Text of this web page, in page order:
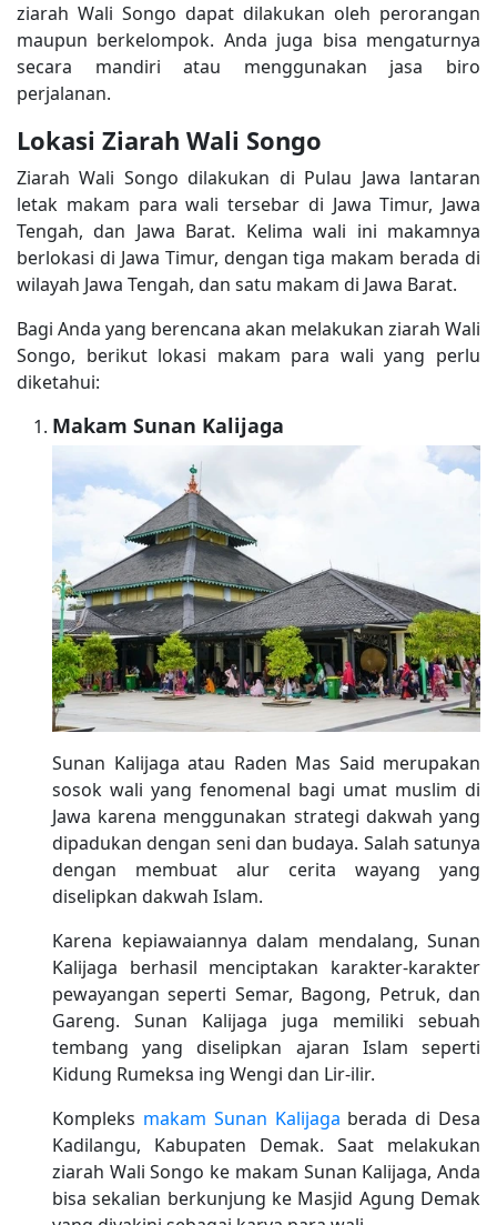
ziarah Wali Songo dapat dilakukan oleh perorangan
maupun berkelompok. Anda juga bisa mengaturnya
secara mandiri atau menggunakan jasa biro
perjalanan.
Lokasi Ziarah Wali Songo
Ziarah Wali Songo dilakukan di Pulau Jawa lantaran
letak makam para wali tersebar di Jawa Timur, Jawa
Tengah, dan Jawa Barat. Kelima wali ini makamnya
berlokasi di Jawa Timur, dengan tiga makam berada di
wilayah Jawa Tengah, dan satu makam di Jawa Barat.
Bagi Anda yang berencana akan melakukan ziarah Wali
Songo, berikut lokasi makam para wali yang perlu
diketahui:
Makam Sunan Kalijaga
Sunan Kalijaga atau Raden Mas Said merupakan
sosok wali yang fenomenal bagi umat muslim di
Jawa karena menggunakan strategi dakwah yang
dipadukan dengan seni dan budaya. Salah satunya
dengan membuat alur cerita wayang yang
diselipkan dakwah Islam.
Karena kepiawaiannya dalam mendalang, Sunan
Kalijaga berhasil menciptakan karakter-karakter
pewayangan seperti Semar, Bagong, Petruk, dan
Gareng. Sunan Kalijaga juga memiliki sebuah
tembang yang diselipkan ajaran Islam seperti
Kidung Rumeksa ing Wengi dan Lir-ilir.
Kompleks makam Sunan Kalijaga berada di Desa
Kadilangu, Kabupaten Demak. Saat melakukan
ziarah Wali Songo ke makam Sunan Kalijaga, Anda
bisa sekalian berkunjung ke Masjid Agung Demak